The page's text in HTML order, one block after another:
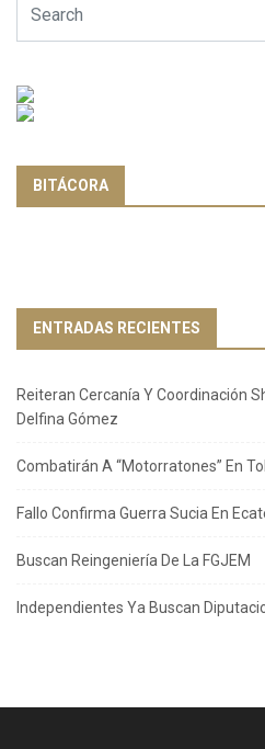
BITÁCORA
ENTRADAS RECIENTES
Reiteran Cercanía Y Coordinación
Delfina Gómez
Combatirán A “Motorratones” En
Fallo Confirma Guerra Sucia En
Buscan Reingeniería De La FGJEM
Independientes Ya Buscan